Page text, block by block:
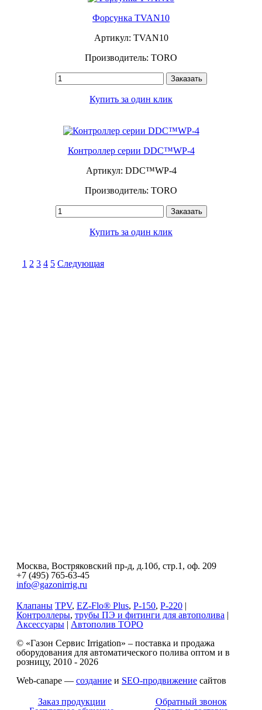
Форсунка TVAN10
Артикул: TVAN10
Производитель: TORO
Заказать
Купить за один клик
Контроллер серии DDC™WP-4
Артикул: DDC™WP-4
Производитель: TORO
Заказать
Купить за один клик
1 2 3 4 5 Следующая
Москва, Востряковский пр-д, д.10б, стр.1, оф. 209
+7 (495) 765-63-45
info@gazonirrig.ru
Клапаны TPV, EZ-Flo® Plus, P-150, P-220 |
Контроллеры, трубы ПЭ и фитинги для автополива |
Аксессуары | Автополив ТОРО
© «Газон Сервис Irrigation» – поставка и продажа
оборудования для автоматического полива оптом и в
розницу, 2010 - 2026
Web-canape — создание и SEO-продвижение сайтов
Заказ продукции
Обратный звонок